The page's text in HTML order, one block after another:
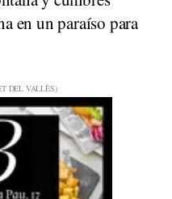
en un paraíso para